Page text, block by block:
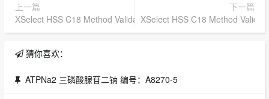
上一篇
XSelect HSS C18 Method Validation Kit, 100Å, 2.5 µm, 4.6 mm X
下一篇
XSelect HSS C18 Method
猜你喜欢：
ATPNa2 三磷酸腺苷二钠 编号：A8270-5